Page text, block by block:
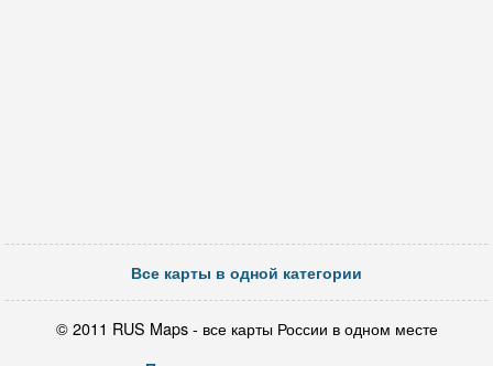
Все карты в одной категории
© 2011 RUS Maps - все карты России в одном месте